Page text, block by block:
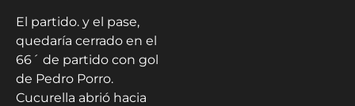
El partido. y el pase,
quedaría cerrado en el
66´ de partido con gol
de Pedro Porro.
Cucurella abrió hacia